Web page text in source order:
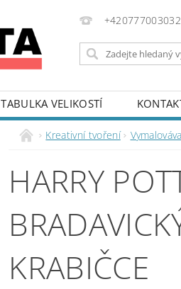
+420777003032
TABULKA VELIKOSTÍ
Kreativní tvoření
HARRY
KRABIČCE